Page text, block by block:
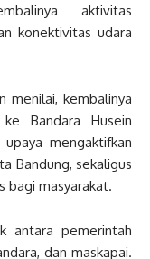
aktivitas
konektivitas udara
menilai, kembalinya
Bandara Husein
mengaktifkan
Bandung, sekaligus
bagi masyarakat.
antara pemerintah
dan maskapai.